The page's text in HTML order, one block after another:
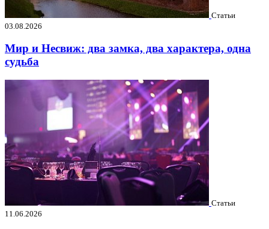
Статьи
03.08.2026
Мир и Несвиж: два замка, два характера, одна
судьба
Статьи
11.06.2026